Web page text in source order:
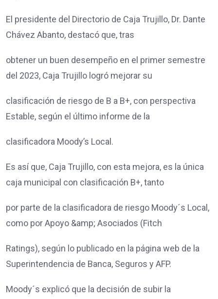
El presidente del Directorio de Caja Trujillo, Dr. Dante
Chávez Abanto, destacó que, tras
obtener un buen desempeño en el primer semestre
del 2023, Caja Trujillo logró mejorar su
clasificación de riesgo de B a B+, con perspectiva
Estable, según el último informe de la
clasificadora Moody’s Local.
Es así que, Caja Trujillo, con esta mejora, es la única
caja municipal con clasificación B+, tanto
por parte de la clasificadora de riesgo Moody´s Local,
como por Apoyo &amp; Asociados (Fitch
Ratings), según lo publicado en la página web de la
Superintendencia de Banca, Seguros y AFP.
Moody´s explicó que la decisión de subir la